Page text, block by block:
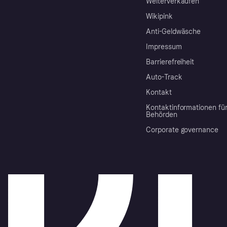
Wikipink
Anti-Geldwäsche
Impressum
Barrierefreiheit
Auto-Track
Kontakt
Kontaktinformationen für
Behörden
Corporate governance